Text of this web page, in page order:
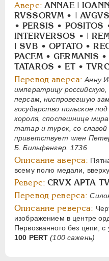
Аверс: ANNAE |
RVSSORVM • |
• PERSIS • POSITOS
INTERVERSOS • |
| SVB • OPTATO •
PACEM • GERMANIS •
TATAROS • ET •
Перевод аверса: Анну
императрицу
персам, ниспровегшую
государство польское
короля, споспешнице
татар и турок, со славой
приветствует член
Б. Бильфенгер. 1736
Описание аверса:
всему полю медали,
Реверс: CRVX АРТА
Перевод реверса:
Описание реверса:
изображением в центре
Первозванного без цепи,
100 PERT (100 сажень)